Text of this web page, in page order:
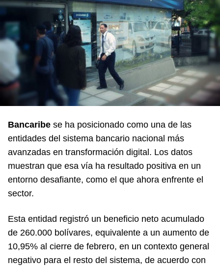
Bancaribe se ha posicionado como una de las
entidades del sistema bancario nacional más
avanzadas en transformación digital. Los datos
muestran que esa vía ha resultado positiva en un
entorno desafiante, como el que ahora enfrente el
sector.
Esta entidad registró un beneficio neto acumulado
de 260.000 bolívares, equivalente a un aumento de
10,95% al cierre de febrero, en un contexto general
negativo para el resto del sistema, de acuerdo con